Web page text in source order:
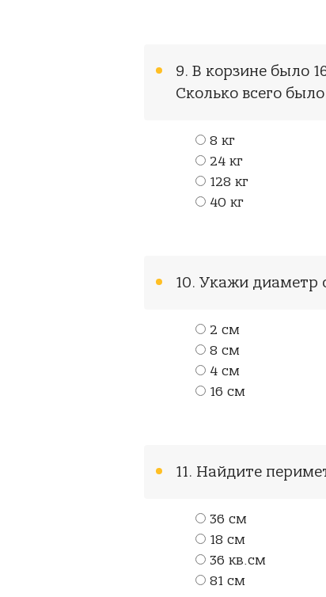
9. В корзине было
Сколько всего
8 кг
24 кг
128 кг
40 кг
10. Укажи диаметр
2 см
8 см
4 см
16 см
11. Найдите
36 см
18 см
36 кв.см
81 см